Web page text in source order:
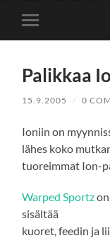
Toggle
mobile
Palikkaa
15.9.2005 / 0
Ioniin on
lähes koko
tuoreimmat Ion-
Warped Sportz
sisältää
kuoret, feedin ja